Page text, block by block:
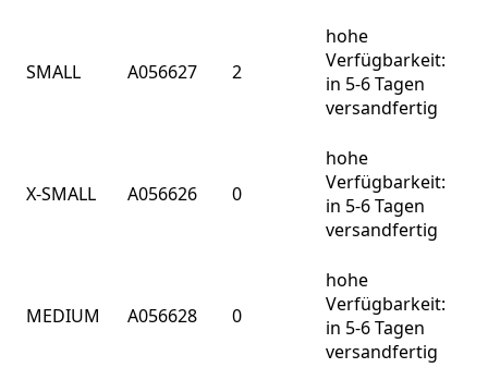
SMALL A056627 2
hohe
Verfügbarkeit:
in 5-6 Tagen
versandfertig
X-SMALL A056626 0
hohe
Verfügbarkeit:
in 5-6 Tagen
versandfertig
MEDIUM A056628 0
hohe
Verfügbarkeit:
in 5-6 Tagen
versandfertig